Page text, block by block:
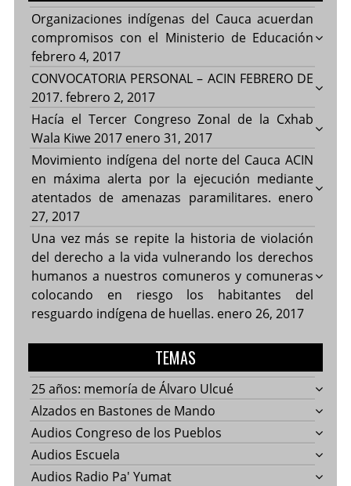
Organizaciones indígenas del Cauca acuerdan
compromisos con el Ministerio de Educación
febrero 4, 2017
CONVOCATORIA PERSONAL – ACIN FEBRERO DE
2017. febrero 2, 2017
Hacía el Tercer Congreso Zonal de la Cxhab
Wala Kiwe 2017 enero 31, 2017
Movimiento indígena del norte del Cauca ACIN
en máxima alerta por la ejecución mediante
atentados de amenazas paramilitares. enero
27, 2017
Una vez más se repite la historia de violación
del derecho a la vida vulnerando los derechos
humanos a nuestros comuneros y comuneras
colocando en riesgo los habitantes del
resguardo indígena de huellas. enero 26, 2017
TEMAS
25 años: memoría de Álvaro Ulcué
Alzados en Bastones de Mando
Audios Congreso de los Pueblos
Audios Escuela
Audios Radio Pa' Yumat